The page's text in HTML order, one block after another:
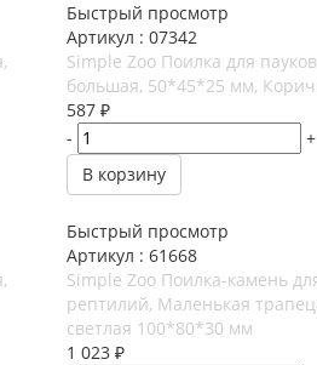
Быстрый просмотр
Артикул : 07342
Simple Zoo Поилка для пауков
большая, 50*45*25 мм,
587₽
-
+
В корзину
Быстрый просмотр
Артикул : 61668
Simple Zoo Поилка-камень
рептилий, Маленькая
светлая 100*80*30 мм
1 023₽